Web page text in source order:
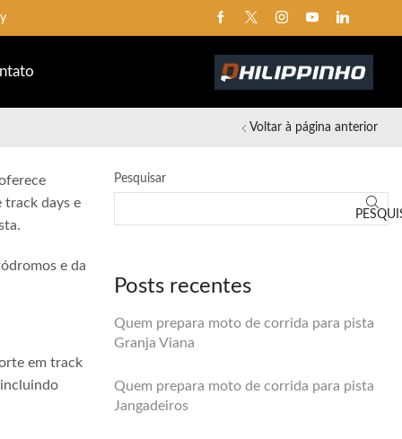
Voltar à página anterior
track days e
e da
em track
Pesquisar
Posts recentes
Quem prepara moto de corrida para pista
Granja Viana
Quem prepara moto de corrida para pista
Jangadeiros